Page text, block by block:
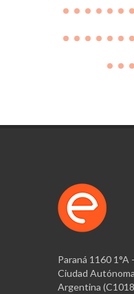
Paraná 1160 1°A
Ciudad
Argentina